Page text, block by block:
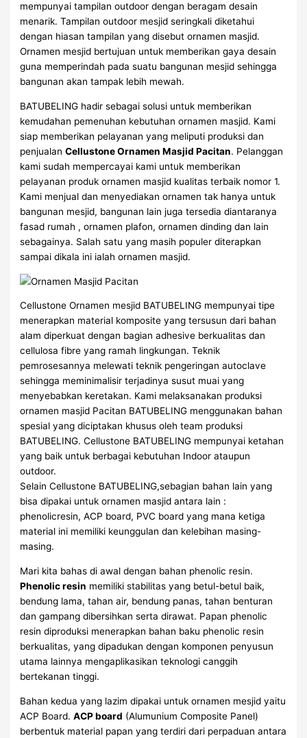
mempunyai tampilan outdoor dengan beragam desain
menarik. Tampilan outdoor mesjid seringkali diketahui
dengan hiasan tampilan yang disebut ornamen masjid.
Ornamen mesjid bertujuan untuk memberikan gaya desain
guna memperindah pada suatu bangunan mesjid sehingga
bangunan akan tampak lebih mewah.
BATUBELING hadir sebagai solusi untuk memberikan
kemudahan pemenuhan kebutuhan ornamen masjid. Kami
siap memberikan pelayanan yang meliputi produksi dan
penjualanCellustone Ornamen Masjid Pacitan. Pelanggan
kami sudah mempercayai kami untuk memberikan
pelayanan produk ornamen masjid kualitas terbaik nomor 1.
Kami menjual dan menyediakan ornamen tak hanya untuk
bangunan mesjid, bangunan lain juga tersedia diantaranya
fasad rumah , ornamen plafon, ornamen dinding dan lain
sebagainya. Salah satu yang masih populer diterapkan
sampai dikala ini ialah ornamen masjid.
Cellustone Ornamen mesjid BATUBELING mempunyai tipe
menerapkan material komposite yang tersusun dari bahan
alam diperkuat dengan bagian adhesive berkualitas dan
cellulosa fibre yang ramah lingkungan. Teknik
pemrosesannya melewati teknik pengeringan autoclave
sehingga meminimalisir terjadinya susut muai yang
menyebabkan keretakan. Kami melaksanakan produksi
ornamen masjid Pacitan BATUBELING menggunakan bahan
spesial yang diciptakan khusus oleh team produksi
BATUBELING. Cellustone BATUBELING mempunyai ketahan
yang baik untuk berbagai kebutuhan Indoor ataupun
outdoor.
Selain Cellustone BATUBELING,sebagian bahan lain yang
bisa dipakai untuk ornamen masjid antara lain :
phenolicresin, ACP board, PVC board yang mana ketiga
material ini memiliki keunggulan dan kelebihan masing-
masing.
Mari kita bahas di awal dengan bahan phenolic resin.
Phenolic resin memiliki stabilitas yang betul-betul baik,
bendung lama, tahan air, bendung panas, tahan benturan
dan gampang dibersihkan serta dirawat. Papan phenolic
resin diproduksi menerapkan bahan baku phenolic resin
berkualitas, yang dipadukan dengan komponen penyusun
utama lainnya mengaplikasikan teknologi canggih
bertekanan tinggi.
Bahan kedua yang lazim dipakai untuk ornamen mesjid yaitu
ACP Board.ACP board (Alumunium Composite Panel)
berbentuk material papan yang terdiri dari perpaduan antara